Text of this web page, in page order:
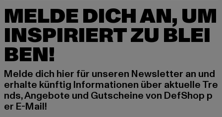
MELDE DICH AN, UM
INSPIRIERT ZU BLEI
BEN!
Melde dich hier für unseren Newsletter an und
erhalte künftig Informationen über aktuelle Tre
nds, Angebote und Gutscheine von DefShop p
er E-Mail!